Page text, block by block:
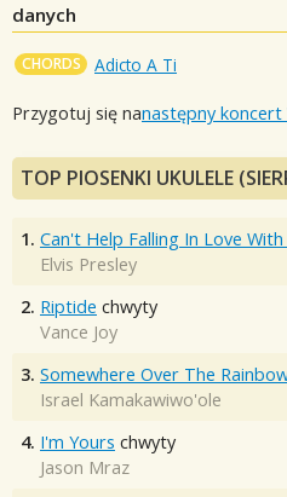
danych
CHORDS Adicto A Ti
Przygotuj się nanastępny koncert
TOP PIOSENKI UKULELE
1. Can't Help Falling In Love With
Elvis Presley
2. Riptide chwyty
Vance Joy
3. Somewhere Over The
Israel Kamakawiwo'ole
4. I'm Yours chwyty
Jason Mraz